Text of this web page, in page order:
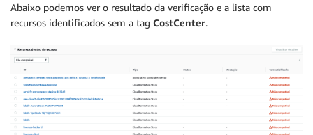
Abaixo podemos ver o resultado da verificação e a lista com
recursos identificados sem a tag CostCenter.